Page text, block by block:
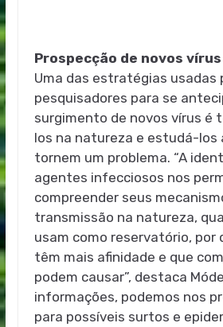
Prospecção de novos vírus
Uma das estratégias usadas
pesquisadores para se
surgimento de novos vírus é
los na natureza e estudá-los
tornem um problema. “A
agentes infecciosos nos
compreender seus
transmissão na natureza,
usam como reservatório, por
têm mais afinidade e que
podem causar”, destaca
informações, podemos nos
para possíveis surtos e